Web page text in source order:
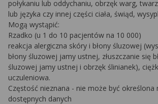
połykaniu lub oddychaniu, obrzęk warg,
lub języka czy innej części ciała, świąd,
Mogą wystąpić:
Rzadko (u 1 do 10 pacjentów na 10 000)
reakcja alergiczna skóry i błony śluzowej
błony śluzowej jamy ustnej, złuszczanie się
śluzowej jamy ustnej i obrzęk ślinianek),
uczuleniowa.
Częstość nieznana - nie może być określona
dostępnych danych